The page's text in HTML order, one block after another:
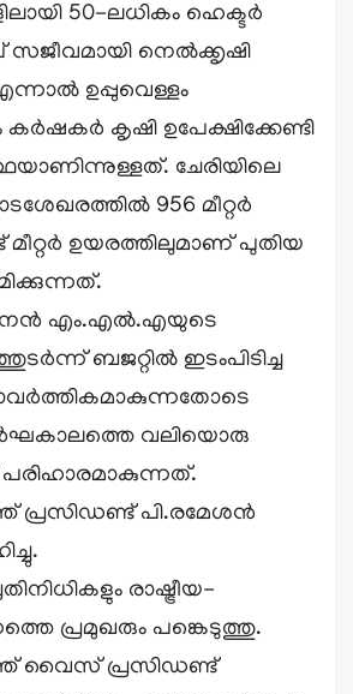
50-ലധികം ഹെക്ടർ
നെൽക്കൃഷി
ഉപ്പുവെള്ളം
കൃഷി ഉപേക്ഷിക്കേണ്ടി
ചേരിയിലെ
956 മീറ്റർ
മീറ്റർ ഉയരത്തിലുമാണ് പുതിയ
എം.എൽ.എയുടെ
ബജറ്റിൽ ഇടംപിടിച്ച
വലിയൊരു
പരിഹാരമാകുന്നത്.
പ്രസിഡണ്ട് പി.രമേശൻ
രാഷ്ട്രീയ-
പ്രമുഖരും പങ്കെടുത്തു.
വൈസ് പ്രസിഡണ്ട്